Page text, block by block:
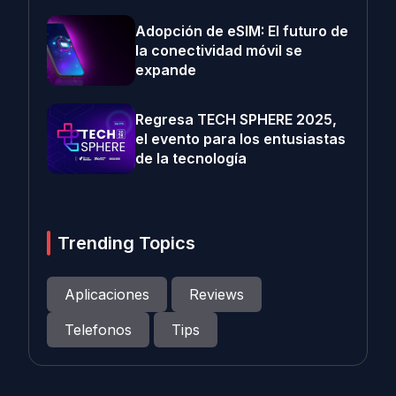
Adopción de eSIM: El futuro de
la conectividad móvil se
expande
Regresa TECH SPHERE 2025,
el evento para los entusiastas
de la tecnología
Trending Topics
Aplicaciones
Reviews
Telefonos
Tips